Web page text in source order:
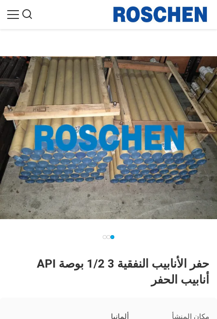
حفر الأنابيب النفقية 3 1/2 بوصة API
أنابيب الحفر
مكان المنشأ ألمانيا